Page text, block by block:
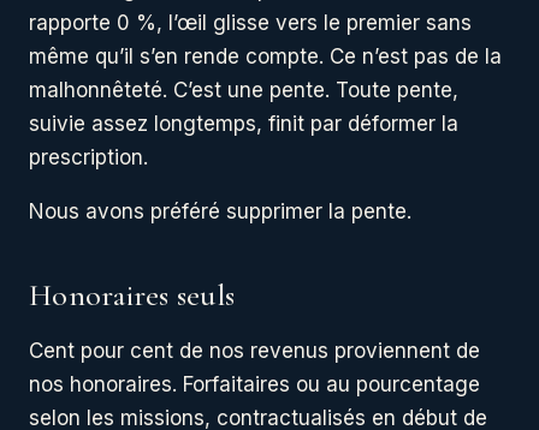
rapporte 0 %, l’œil glisse vers le premier sans
même qu’il s’en rende compte. Ce n’est pas de la
malhonnêteté. C’est une pente. Toute pente,
suivie assez longtemps, finit par déformer la
prescription.
Nous avons préféré supprimer la pente.
Honoraires seuls
Cent pour cent de nos revenus proviennent de
nos honoraires. Forfaitaires ou au pourcentage
selon les missions, contractualisés en début de